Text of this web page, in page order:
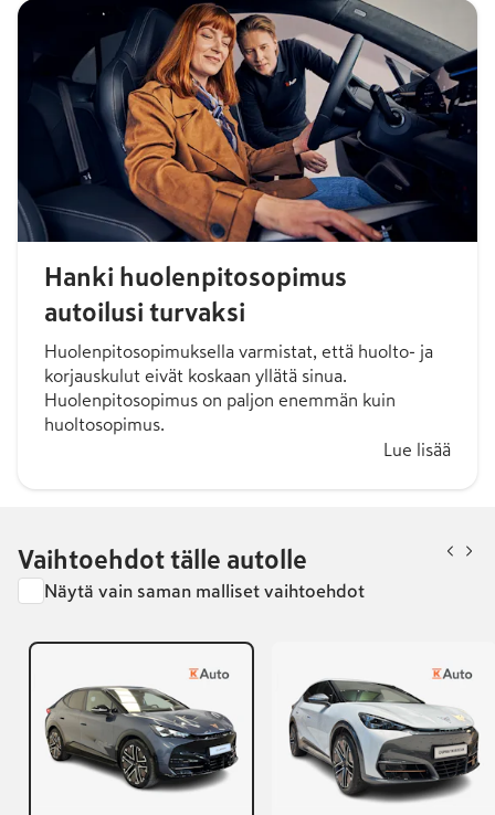
Hanki huolenpitosopimus
autoilusi turvaksi
Huolenpitosopimuksella varmistat, että huolto- ja
korjauskulut eivät koskaan yllätä sinua.
Huolenpitosopimus on paljon enemmän kuin
huoltosopimus.
Lue lisää
Vaihtoehdot tälle autolle
Näytä vain saman malliset vaihtoehdot